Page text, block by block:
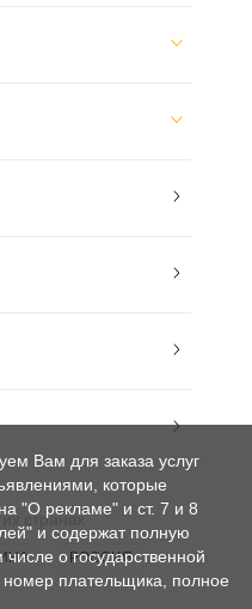
странах
РОССИЯ
Вам для заказа услуг
которые
"О рекламе" и ст. 7 и 8
и содержат полную
о государственной
номер плательщика, полное